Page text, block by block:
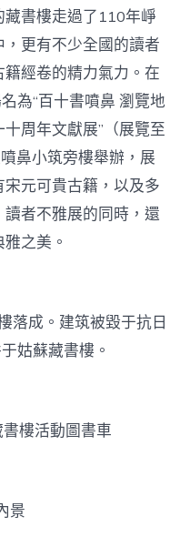
書樓走過了110年崢
更有不少全國的讀者
經卷的精力氣力。在
為“百十書噴鼻 瀏覽地
周年文獻展”（展覽至
鼻小筑旁樓舉辦，展
元可貴古籍，以及多
者不雅展的同時，還
之美。
落成。建筑被毀于抗日
姑蘇藏書樓。
樓活動圖書車
景